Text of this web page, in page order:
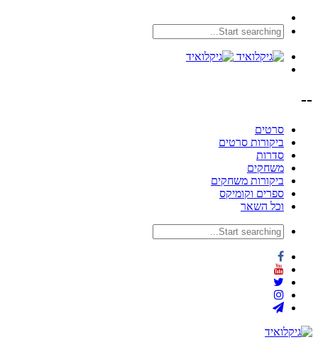
--
סרטים
ביקורות סרטים
סדרות
משחקים
ביקורות משחקים
ספרים וקומיקס
וכל השאר